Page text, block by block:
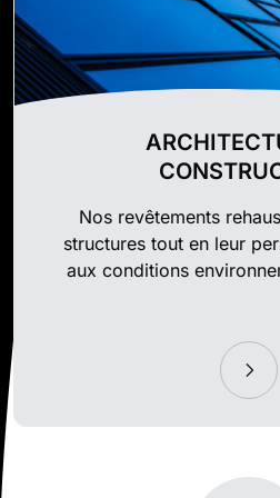
Nos revêtements
structures tout en leur
aux conditions